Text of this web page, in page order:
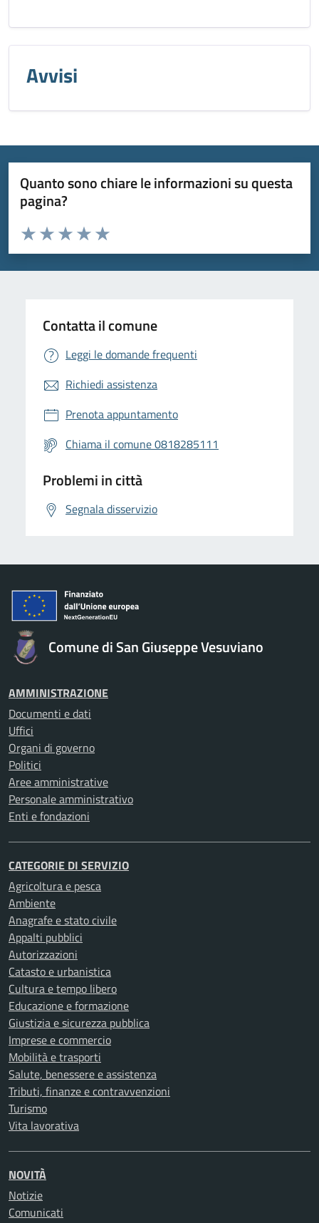
Avvisi
Quanto sono chiare le informazioni su questa
pagina?
Valuta da 1 a 5 stelle la pagina
Valuta 5 stelle su 5
Valuta 4 stelle su 5
Valuta 3 stelle su 5
Valuta 2 stelle su 5
Valuta 1 stelle su 5
Contatta il comune
Leggi le domande frequenti
Richiedi assistenza
Prenota appuntamento
Chiama il comune 0818285111
Problemi in città
Segnala disservizio
Comune di San Giuseppe Vesuviano
AMMINISTRAZIONE
Documenti e dati
Uffici
Organi di governo
Politici
Aree amministrative
Personale amministrativo
Enti e fondazioni
CATEGORIE DI SERVIZIO
Agricoltura e pesca
Ambiente
Anagrafe e stato civile
Appalti pubblici
Autorizzazioni
Catasto e urbanistica
Cultura e tempo libero
Educazione e formazione
Giustizia e sicurezza pubblica
Imprese e commercio
Mobilità e trasporti
Salute, benessere e assistenza
Tributi, finanze e contravvenzioni
Turismo
Vita lavorativa
NOVITÀ
Notizie
Comunicati